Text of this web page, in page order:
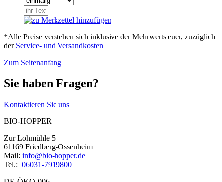
*Alle Preise verstehen sich inklusive der Mehrwertsteuer, zuzüglich
der Service- und Versandkosten
Zum Seitenanfang
Sie haben Fragen?
Kontaktieren Sie uns
BIO-HOPPER
Zur Lohmühle 5
61169 Friedberg-Ossenheim
Mail: info@bio-hopper.de
Tel.: 06031-7919800